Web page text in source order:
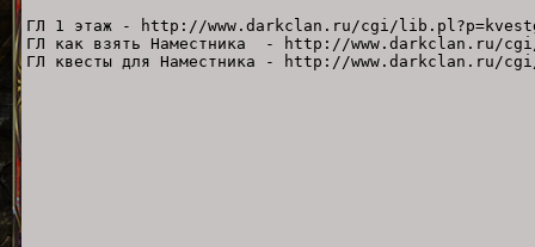
ГЛ 1 этаж - http://www.darkclan.ru/cgi/
ГЛ как взять Наместника - http://www.darkclan.ru/
ГЛ квесты для Наместника - http://www.darkclan.ru/